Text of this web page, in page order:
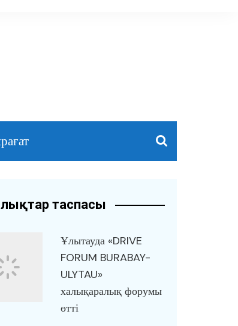
таспасы
Ұлытауда «DRIVE
FORUM BURABAY-
ULYTAU»
халықаралық форумы
өтті